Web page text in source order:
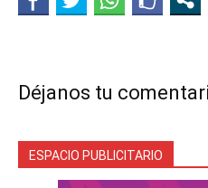
Déjanos tu
ESPACIO PUBLICITARIO